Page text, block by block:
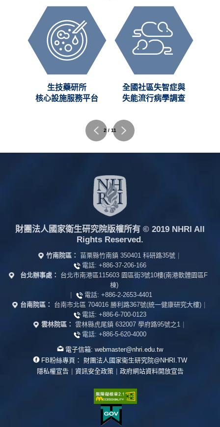
生技藥研所
核心設施服務平台
全國社區失智症與
失能流行病學調查
2 / 11
財團法人國家衛生研究院版權所有 © 2019 NHRI All
Rights Reserved.
竹南院區： 苗栗縣竹南鎮 350401 科研路35號 |
電話: +886-37-206-166
台北辦事處：
台北市南港區115603 園區街3號10樓(南港軟體園區F
棟)
|
電話: +886-2-2653-4401
台南院區：
台南市北區 704016 勝利路367號(統一健康研究大樓) |
電話: +886-6-700-0123
雲林院區： 雲林縣虎尾鎮 632007 學府路95號之1 |
電話: +886-5-620-4000
電子信箱: webmaster@nhri.edu.tw
FB粉絲專頁：
財團法人國家衛生研究院@NHRI.TW
隱私權宣告 | 資訊安全政策 | 政府網站資料開放宣告